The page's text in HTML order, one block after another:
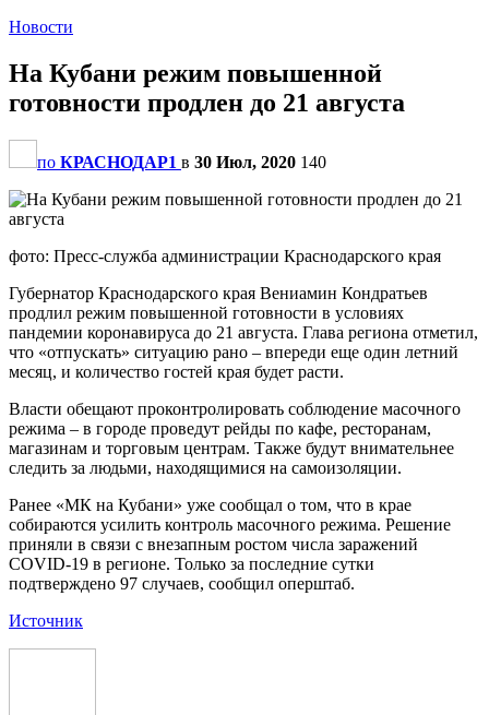
Новости
На Кубани режим повышенной
готовности продлен до 21 августа
по КРАСНОДАР1 в 30 Июл, 2020 140
фото: Пресс-служба администрации Краснодарского края
Губернатор Краснодарского края Вениамин Кондратьев
продлил режим повышенной готовности в условиях
пандемии коронавируса до 21 августа. Глава региона отметил,
что «отпускать» ситуацию рано – впереди еще один летний
месяц, и количество гостей края будет расти.
Власти обещают проконтролировать соблюдение масочного
режима – в городе проведут рейды по кафе, ресторанам,
магазинам и торговым центрам. Также будут внимательнее
следить за людьми, находящимися на самоизоляции.
Ранее «МК на Кубани» уже сообщал о том, что в крае
собираются усилить контроль масочного режима. Решение
приняли в связи с внезапным ростом числа заражений
COVID-19 в регионе. Только за последние сутки
подтверждено 97 случаев, сообщил оперштаб.
Источник